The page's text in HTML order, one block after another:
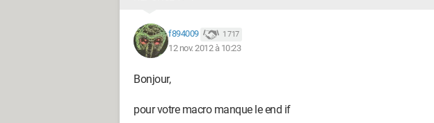
f894009 1 717
12 nov. 2012 à 10:23
Bonjour,
pour votre macro manque le end if